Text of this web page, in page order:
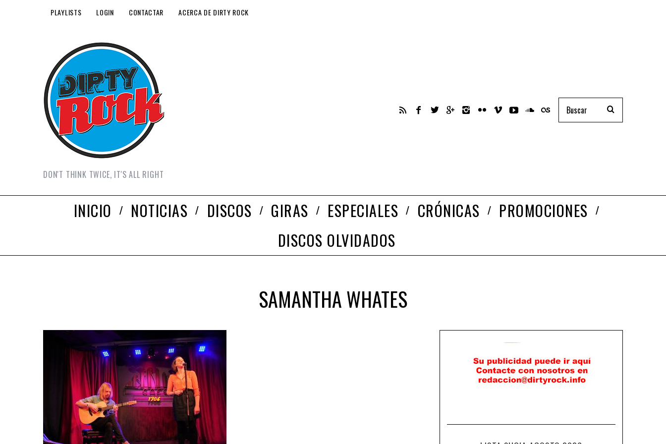
PLAYLISTS LOGIN CONTACTAR ACERCA DE DIRTY ROCK
DON'T THINK TWICE, IT'S ALL RIGHT
INICIO NOTICIAS DISCOS GIRAS ESPECIALES CRÓNICAS
PROMOCIONES
DISCOS OLVIDADOS
SAMANTHA WHATES